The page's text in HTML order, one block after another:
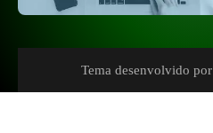
Tema desenvolvido por